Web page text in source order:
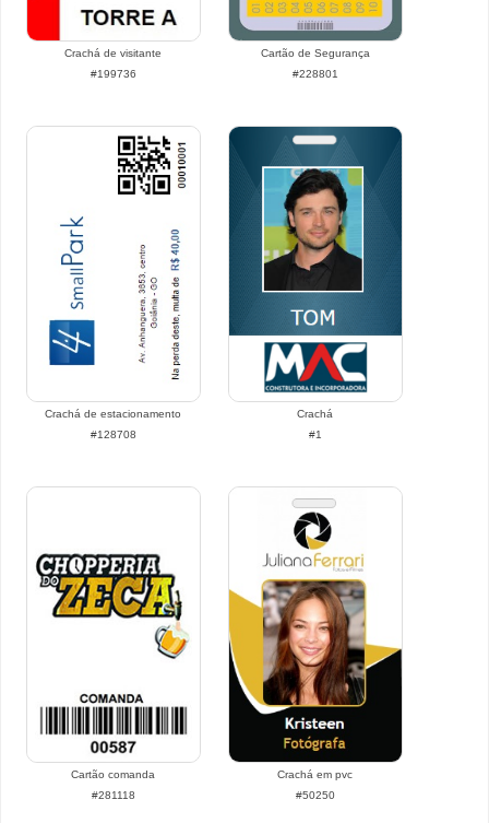
Crachá de visitante
#199736
Cartão de Segurança
#228801
Crachá de estacionamento
#128708
Crachá
#1
Cartão comanda
#281118
Crachá em pvc
#50250